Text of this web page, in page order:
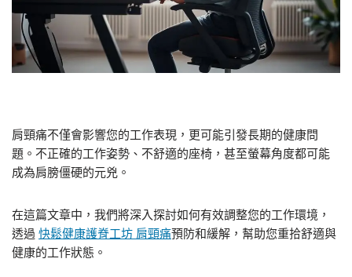
肩頸痛不僅會影響您的工作表現，更可能引發長期的健康問
題。不正確的工作姿勢、不舒適的座椅，甚至螢幕角度都可能
成為肩膀僵硬的元兇。
在這篇文章中，我們將深入探討如何有效調整您的工作環境，
透過 快鬆健康護脊工坊 肩頸痛預防和緩解，幫助您重拾舒適與
健康的工作狀態。